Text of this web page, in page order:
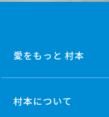
愛をもっと 村本
村本について